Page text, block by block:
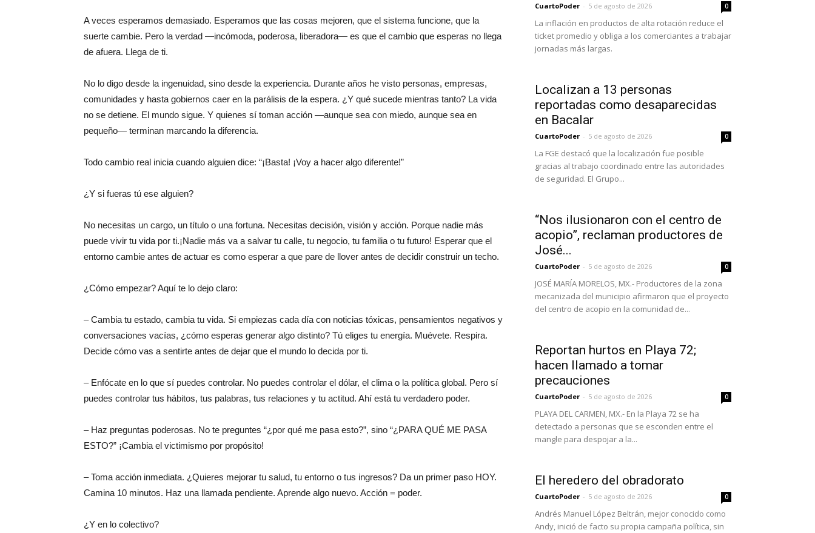
A veces esperamos demasiado. Esperamos que las cosas mejoren, que el sistema funcione, que la
suerte cambie. Pero la verdad —incómoda, poderosa, liberadora— es que el cambio que esperas no llega
de afuera. Llega de ti.
No lo digo desde la ingenuidad, sino desde la experiencia. Durante años he visto personas, empresas,
comunidades y hasta gobiernos caer en la parálisis de la espera. ¿Y qué sucede mientras tanto? La vida
no se detiene. El mundo sigue. Y quienes sí toman acción —aunque sea con miedo, aunque sea en
pequeño— terminan marcando la diferencia.
Todo cambio real inicia cuando alguien dice: “¡Basta! ¡Voy a hacer algo diferente!”
¿Y si fueras tú ese alguien?
No necesitas un cargo, un título o una fortuna. Necesitas decisión, visión y acción. Porque nadie más
puede vivir tu vida por ti.¡Nadie más va a salvar tu calle, tu negocio, tu familia o tu futuro! Esperar que el
entorno cambie antes de actuar es como esperar a que pare de llover antes de decidir construir un techo.
¿Cómo empezar? Aquí te lo dejo claro:
– Cambia tu estado, cambia tu vida. Si empiezas cada día con noticias tóxicas, pensamientos negativos y
conversaciones vacías, ¿cómo esperas generar algo distinto? Tú eliges tu energía. Muévete. Respira.
Decide cómo vas a sentirte antes de dejar que el mundo lo decida por ti.
– Enfócate en lo que sí puedes controlar. No puedes controlar el dólar, el clima o la política global. Pero sí
puedes controlar tus hábitos, tus palabras, tus relaciones y tu actitud. Ahí está tu verdadero poder.
– Haz preguntas poderosas. No te preguntes “¿por qué me pasa esto?”, sino “¿PARA QUÉ ME PASA
ESTO?” ¡Cambia el victimismo por propósito!
– Toma acción inmediata. ¿Quieres mejorar tu salud, tu entorno o tus ingresos? Da un primer paso HOY.
Camina 10 minutos. Haz una llamada pendiente. Aprende algo nuevo. Acción = poder.
¿Y en lo colectivo?
CuartoPoder - 5 de agosto de 2026 0
La inflación en productos de alta rotación reduce el
ticket promedio y obliga a los comerciantes a trabajar
jornadas más largas.
Localizan a 13 personas
reportadas como desaparecidas
en Bacalar
CuartoPoder - 5 de agosto de 2026 0
La FGE destacó que la localización fue posible
gracias al trabajo coordinado entre las autoridades
de seguridad. El Grupo...
“Nos ilusionaron con el centro de
acopio”, reclaman productores de
José...
CuartoPoder - 5 de agosto de 2026 0
JOSÉ MARÍA MORELOS, MX.- Productores de la zona
mecanizada del municipio afirmaron que el proyecto
del centro de acopio en la comunidad de...
Reportan hurtos en Playa 72;
hacen llamado a tomar
precauciones
CuartoPoder - 5 de agosto de 2026 0
PLAYA DEL CARMEN, MX.- En la Playa 72 se ha
detectado a personas que se esconden entre el
mangle para despojar a la...
El heredero del obradorato
CuartoPoder - 5 de agosto de 2026 0
Andrés Manuel López Beltrán, mejor conocido como
Andy, inició de facto su propia campaña política, sin